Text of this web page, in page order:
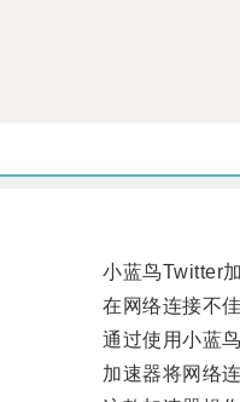
小蓝鸟Twitter加
在网络连接不佳
通过使用小蓝鸟
加速器将网络连